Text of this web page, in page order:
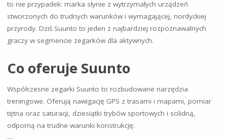
to nie przypadek: marka słynie z wytrzymałych urządzeń
stworzonych do trudnych warunków i wymagającej, nordyckiej
przyrody. Dziś Suunto to jeden z najbardziej rozpoznawalnych
graczy w segmencie zegarków dla aktywnych.
Co oferuje Suunto
Współczesne zegarki Suunto to rozbudowane narzędzia
treningowe. Oferują nawigację GPS z trasami i mapami, pomiar
tętna oraz saturacji, dziesiątki trybów sportowych i solidną,
odporną na trudne warunki konstrukcję.